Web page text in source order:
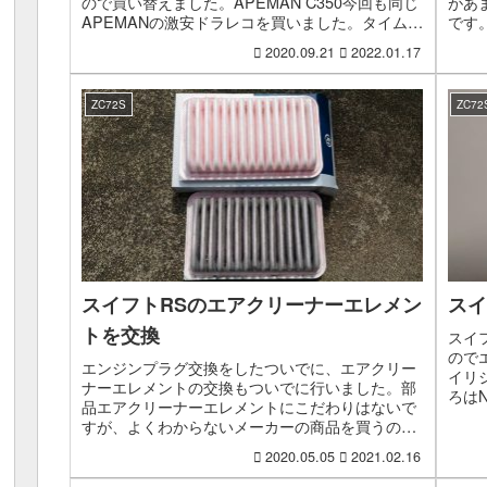
APEMANの激安ドラレコを買いました。タイムセ
2020.09.21 2022.01.17
です
ZC72S
スイフトRSのエアクリーナーエレメン
トを交換
エンジンプラグ交換をしたついでに、エアクリー
ナーエレメントの交換もついでに行いました。部
品エアクリーナーエレメントにこだわりはないで
すが、よくわからないメーカーの商品を買うのも
2020.05.05 2021.02.16
ス
スイ
ので
イリ
ろは